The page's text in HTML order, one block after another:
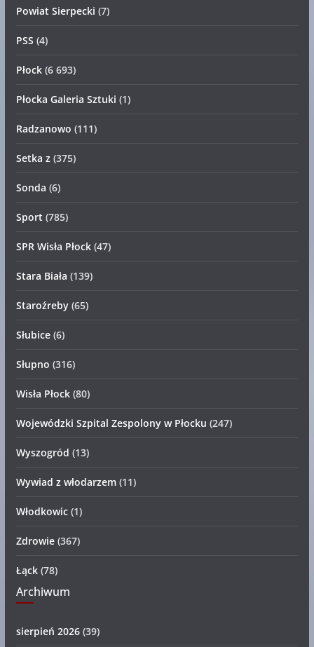
Powiat Sierpecki (7)
PSS (4)
Płock(6 693)
Płocka Galeria Sztuki (1)
Radzanowo (111)
Setka z(375)
Sonda (6)
Sport (785)
SPR Wisła Płock(47)
Stara Biała (139)
Staroźreby(65)
Słubice(6)
Słupno (316)
Wisła Płock(80)
Wojewódzki Szpital Zespolony w Płocku (247)
Wyszogród (13)
Wywiad z włodarzem(11)
Włodkowic(1)
Zdrowie(367)
Łąck(78)
Archiwum
sierpień 2026(39)